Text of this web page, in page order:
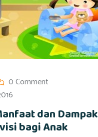
0 Comment
dan Dampak
bagi Anak